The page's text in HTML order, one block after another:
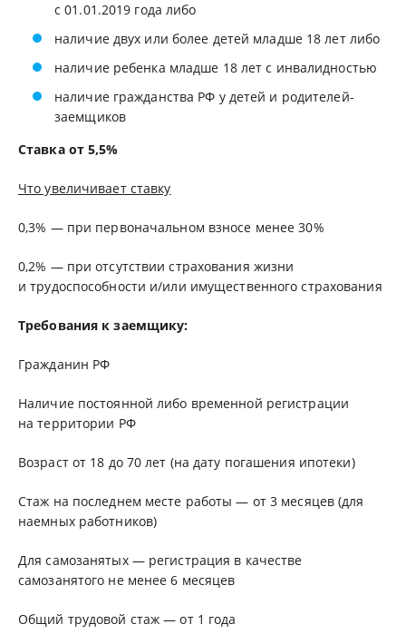
с 01.01.2019 года либо
наличие двух или более детей младше 18 лет либо
наличие ребенка младше 18 лет с инвалидностью
наличие гражданства РФ у детей и родителей-
заемщиков
Ставка от 5,5%
Что увеличивает ставку
0,3% — при первоначальном взносе менее 30%
0,2% — при отсутствии страхования жизни
и трудоспособности и/или имущественного страхования
Требования к заемщику:
Гражданин РФ
Наличие постоянной либо временной регистрации
на территории РФ
Возраст от 18 до 70 лет (на дату погашения ипотеки)
Стаж на последнем месте работы — от 3 месяцев (для
наемных работников)
Для самозанятых — регистрация в качестве
самозанятого не менее 6 месяцев
Общий трудовой стаж — от 1 года